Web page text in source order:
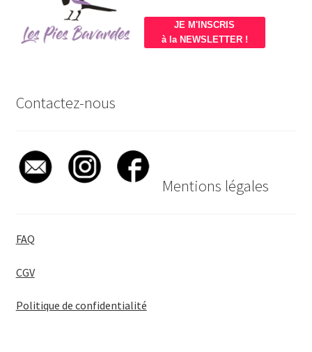
JE M'INSCRIS
à la NEWSLETTER !
Contactez-nous
Mentions légales
FAQ
CGV
Politique de confidentialité